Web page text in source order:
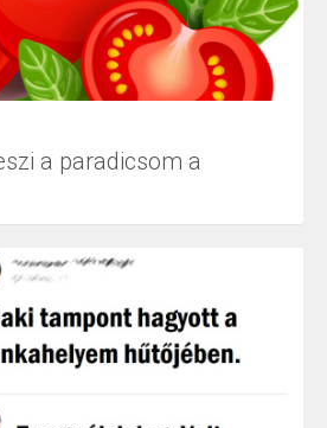
a paradicsom a